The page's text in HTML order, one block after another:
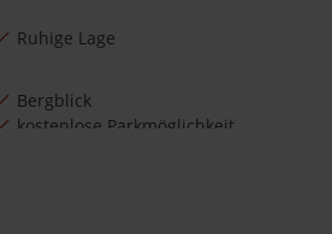
Ruhige Lage
Bergblick
kostenlose Parkmöglichkeit